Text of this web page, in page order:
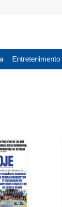
Entretenimento